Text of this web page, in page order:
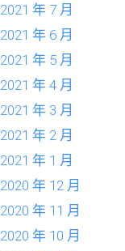
2021 年 7 月
2021 年 6 月
2021 年 5 月
2021 年 4 月
2021 年 3 月
2021 年 2 月
2021 年 1 月
2020 年 12 月
2020 年 11 月
2020 年 10 月